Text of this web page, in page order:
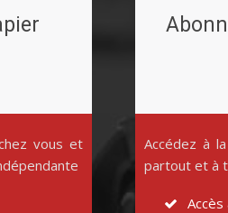
vous et
Accédez à
partout et à
Accès